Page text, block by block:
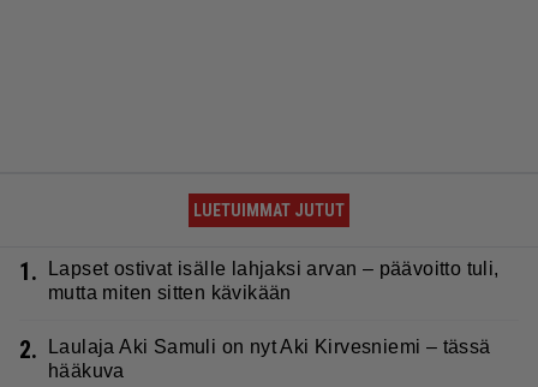
LUETUIMMAT JUTUT
1.
Lapset ostivat isälle lahjaksi arvan – päävoitto tuli,
mutta miten sitten kävikään
2.
Laulaja Aki Samuli on nyt Aki Kirvesniemi – tässä
hääkuva